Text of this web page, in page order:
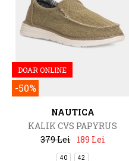
DOAR ONLINE
-50%
NAUTICA
KALIK CVS PAPYRUS
379 Lei
189 Lei
40 42